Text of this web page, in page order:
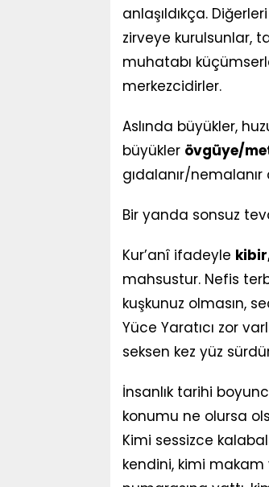
anlaşıldıkça.
zirveye kurulsunlar,
muhatabı
merkezcidirler.
Aslında büyükler,
büyükler övgüye/
gıdalanır/nemalanır
Bir yanda sonsuz
Kur’anî ifadeyle
mahsustur. Nefis
kuşkunuz olmasın,
Yüce Yaratıcı zor
seksen kez yüz
İnsanlık tarihi
konumu ne olursa
Kimi sessizce
kendini, kimi makam